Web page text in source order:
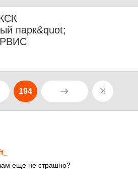
парк&quot;
194
еще не страшно?